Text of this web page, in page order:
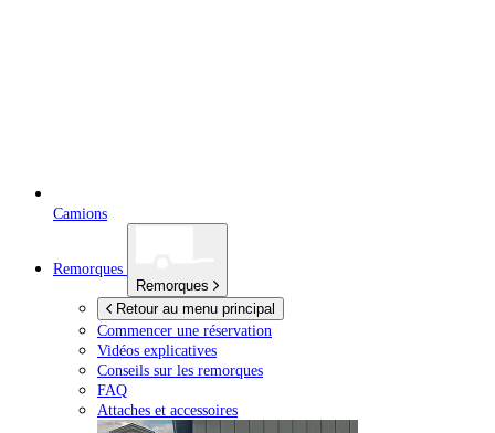
Camions
Remorques
Remorques
Retour au menu principal
Commencer une réservation
Vidéos explicatives
Conseils sur les remorques
FAQ
Attaches et accessoires